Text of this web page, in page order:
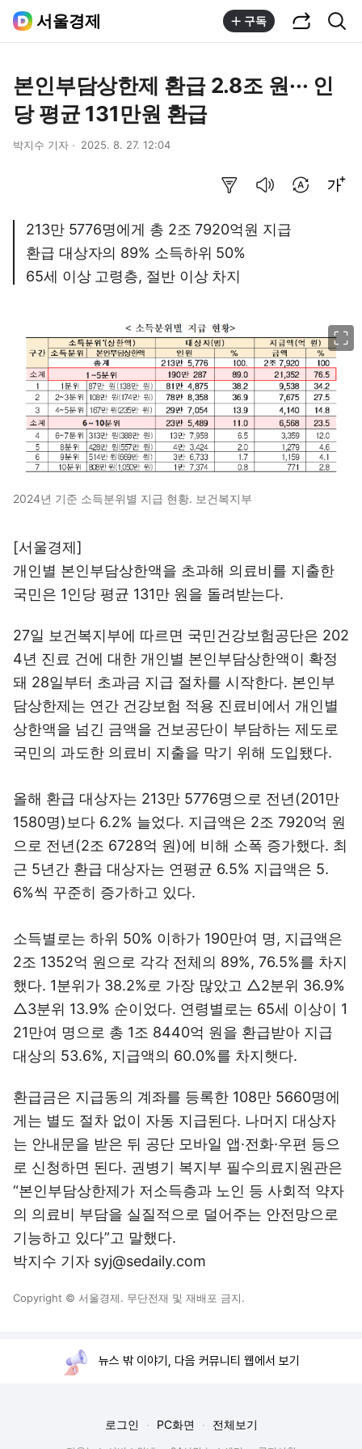
서울경제 구독
본인부담상한제 환급 2.8조 원··· 인
당 평균 131만원 환급
박지수 기자 2025. 8. 27. 12:04
213만 5776명에게 총 2조 7920억원 지급
환급 대상자의 89% 소득하위 50%
65세 이상 고령층, 절반 이상 차지
2024년 기준 소득분위별 지급 현황. 보건복지부
[서울경제]
개인별 본인부담상한액을 초과해 의료비를 지출한
국민은 1인당 평균 131만 원을 돌려받는다.
27일 보건복지부에 따르면 국민건강보험공단은 202
4년 진료 건에 대한 개인별 본인부담상한액이 확정
돼 28일부터 초과금 지급 절차를 시작한다. 본인부
담상한제는 연간 건강보험 적용 진료비에서 개인별
상한액을 넘긴 금액을 건보공단이 부담하는 제도로
국민의 과도한 의료비 지출을 막기 위해 도입됐다.
올해 환급 대상자는 213만 5776명으로 전년(201만
1580명)보다 6.2% 늘었다. 지급액은 2조 7920억 원
으로 전년(2조 6728억 원)에 비해 소폭 증가했다. 최
근 5년간 환급 대상자는 연평균 6.5% 지급액은 5.
6%씩 꾸준히 증가하고 있다.
소득별로는 하위 50% 이하가 190만여 명, 지급액은
2조 1352억 원으로 각각 전체의 89%, 76.5%를 차지
했다. 1분위가 38.2%로 가장 많았고 △2분위 36.9%
△3분위 13.9% 순이었다. 연령별로는 65세 이상이 1
21만여 명으로 총 1조 8440억 원을 환급받아 지급
대상의 53.6%, 지급액의 60.0%를 차지햇다.
환급금은 지급동의 계좌를 등록한 108만 5660명에
게는 별도 절차 없이 자동 지급된다. 나머지 대상자
는 안내문을 받은 뒤 공단 모바일 앱·전화·우편 등으
로 신청하면 된다. 권병기 복지부 필수의료지원관은
“본인부담상한제가 저소득층과 노인 등 사회적 약자
의 의료비 부담을 실질적으로 덜어주는 안전망으로
기능하고 있다”고 말했다.
박지수 기자 syj@sedaily.com
Copyright © 서울경제. 무단전재 및 재배포 금지.
뉴스 밖 이야기, 다음 커뮤니티 웹에서 보기
로그인 PC화면 전체보기